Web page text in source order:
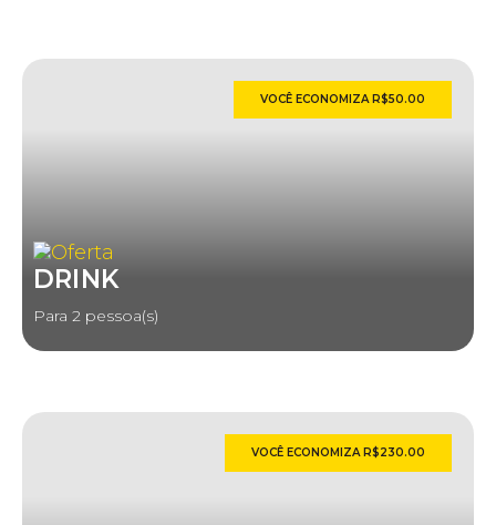
VOCÊ ECONOMIZA R$50.00
DRINK
Para 2 pessoa(s)
VOCÊ ECONOMIZA R$230.00